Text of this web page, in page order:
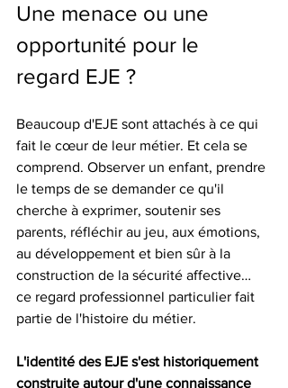
Une menace ou une
opportunité pour le
regard EJE ?
Beaucoup d'EJE sont attachés à ce qui
fait le cœur de leur métier. Et cela se
comprend. Observer un enfant, prendre
le temps de se demander ce qu'il
cherche à exprimer, soutenir ses
parents, réfléchir au jeu, aux émotions,
au développement et bien sûr à la
construction de la sécurité affective…
ce regard professionnel particulier fait
partie de l'histoire du métier.
L'identité des EJE s'est historiquement
construite autour d'une connaissance